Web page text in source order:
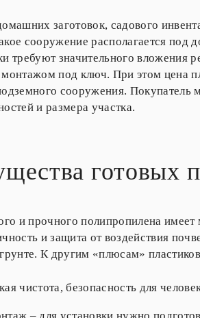
заготовок, садового
сооружение располагается под
требуют значительного вложения
под ключ. При этом цена
сооружения.
и размера участка.
готовых
и прочного полипропилена
и защита от воздействия
К другим «плюсам»
чистота, безопасность для